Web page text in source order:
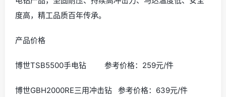
2、博世
品牌介绍
博世是来自欧洲的家电领导品牌，其传承了设计与品质的
真谛，用超凡卓越设计的产品创新打造了生活之美，让消